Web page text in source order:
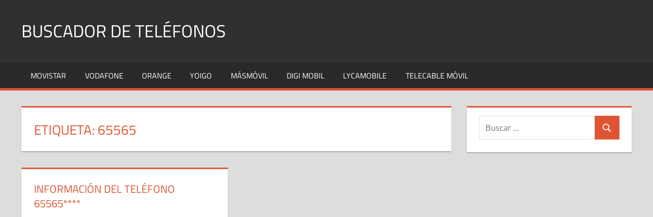
contenidoBUSCADOR DE TELÉFONOS
Fijos
y
MOVISTAR VODAFONE ORANGE YOIGO MÁSMÓVIL DIGI MOBIL LYCAMOBILE TELECABLE MÓVIL
ETIQUETA:65565
INFORMACIÓN DEL TELÉFONO
65565****
Buscar:
Buscar